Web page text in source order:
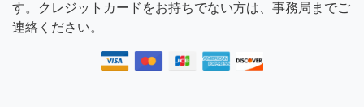
す。クレジットカードをお持ちでない方は、事務局までご
連絡ください。